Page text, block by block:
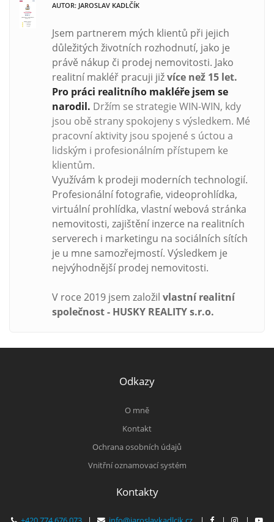
AUTOR: JAROSLAV KADLČÍK
Jsem partnerem mých klientů při jejich
důležitých životních rozhodnutí, jako je
právě nákup či prodej nemovitosti. Jako
realitní makléř pracuji jižvíce než 15 let.
Pro práci realitního makléře jsem se
narodil. Držím se strategie WIN-WIN, kdy
jsou obě strany spokojeny s výsledkem. Mé
pracovní aktivity jsou spojené s úctou a
lidským i profesionálním přístupem ke
klientům.
Využívám k prodeji moderních technologií.
Profesionální fotografie, videoprohlídka,
virtuální prohlídka, vlastní webová stránka
nemovitosti, zajištění inzerce na realitních
serverech i marketingu na sociálních sítích
je u mne samozřejmostí. Výsledkem je
nejvýhodnější prodej nemovitosti.
V roce 2019 jsem založilvlastní realitní
společnost - HUSKY REALITY s.r.o.
Odkazy
O mně
Kontakt
Ochrana osobních údajů
Vnitřní oznamovací systém
Kontakty